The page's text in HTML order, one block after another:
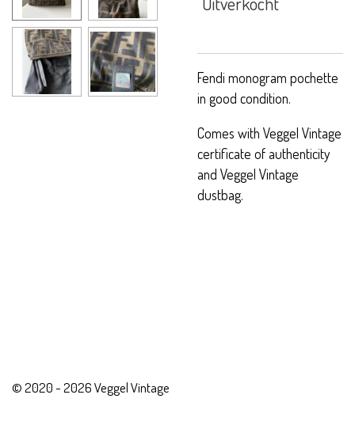
Fendi monogram pochette
in good condition.
Comes with Veggel Vintage
certificate of authenticity
and Veggel Vintage
dustbag.
© 2020 - 2026 Veggel Vintage